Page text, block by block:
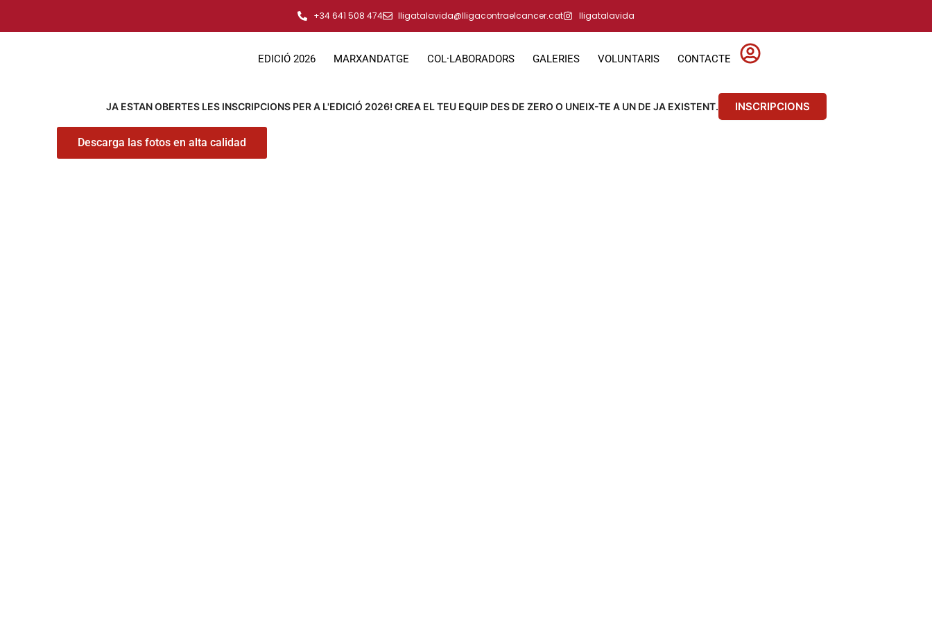
+34 641 508 474 lligatalavida@lligacontraelcancer.cat lligatalavida
EDICIÓ 2026 MARXANDATGE COL·LABORADORS GALERIES VOLUNTARIS CONTACTE
JA ESTAN OBERTES LES INSCRIPCIONS PER A L'EDICIÓ 2026! CREA EL TEU EQUIP DES DE ZERO O UNEIX-TE A UN DE JA EXISTENT. INSCRIPCIONS
Descarga las fotos en alta calidad